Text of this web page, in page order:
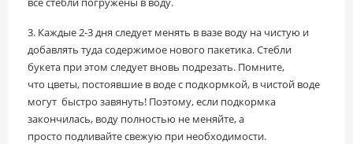
3. Каждые 2-3 дня следует менять в вазе воду на чистую и
добавлять туда содержимое нового пакетика. Стебли
букета при этом следует вновь подрезать. Помните,
что цветы, постоявшие в воде с подкормкой, в чистой воде
могут быстро завянуть! Поэтому, если подкормка
закончилась, воду полностью не меняйте, а
просто подливайте свежую при необходимости.